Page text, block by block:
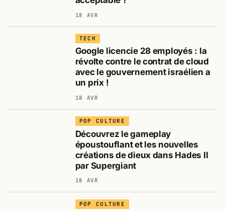
18 AVR
TECH
Google licencie 28 employés : la
révolte contre le contrat de cloud
avec le gouvernement israélien a
un prix !
18 AVR
POP CULTURE
Découvrez le gameplay
époustouflant et les nouvelles
créations de dieux dans Hades II
par Supergiant
18 AVR
POP CULTURE